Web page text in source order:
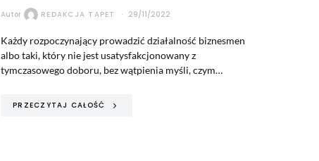
Autor REDAKCJA TAPET 29/11/2022
Każdy rozpoczynający prowadzić działalność biznesmen
albo taki, który nie jest usatysfakcjonowany z
tymczasowego doboru, bez wątpienia myśli, czym…
PRZECZYTAJ CAŁOŚĆ